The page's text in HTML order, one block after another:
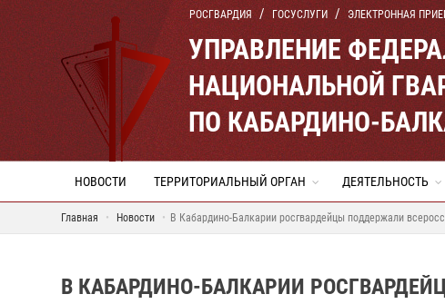
РОСГВАРДИЯ ГОСУСЛУГИ ЭЛЕКТРОННАЯ
УПРАВЛЕНИЕ
НАЦИОНАЛЬНОЙ
ПО КАБАРДИНО-
НОВОСТИ ТЕРРИТОРИАЛЬНЫЙ ОРГАН ДЕЯТЕЛЬНОСТЬ
Главная Новости В Кабардино-Балкарии росгвардейцы поддержали
В КАБАРДИНО-БАЛКАРИИ